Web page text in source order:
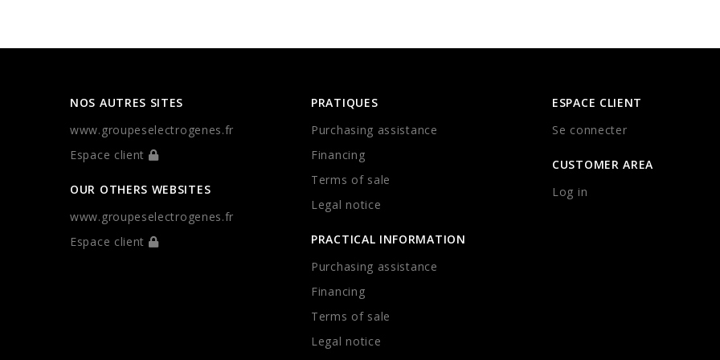
NOS AUTRES SITES
www.groupeselectrogenes.fr
Espace client
OUR OTHERS WEBSITES
www.groupeselectrogenes.fr
Espace client
PRATIQUES
Purchasing assistance
Financing
Terms of sale
Legal notice
PRACTICAL INFORMATION
Purchasing assistance
Financing
Terms of sale
Legal notice
ESPACE CLIENT
Se connecter
CUSTOMER AREA
Log in